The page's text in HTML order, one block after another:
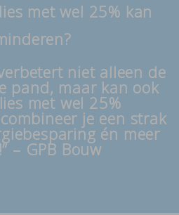
met wel 25% kan
niet alleen de
pand, maar kan ook
met wel 25%
je een strak
én meer
– GPB Bouw